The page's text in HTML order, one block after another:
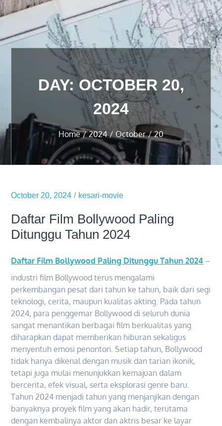
DAY:OCTOBER 20,
2024
Home 2024 October 20
October 20, 2024 kesari-movie
Daftar Film Bollywood Paling
Ditunggu Tahun 2024
Daftar Film Bollywood Paling Ditunggu Tahun 2024 –
industri film Bollywood terus mengalami
perkembangan pesat dari tahun ke tahun, baik dari segi
teknologi, cerita, maupun kualitas akting. Pada tahun
2024, para penggemar Bollywood di seluruh dunia
sangat menantikan berbagai film berkualitas yang
diharapkan dapat memberikan hiburan sekaligus
menyentuh emosi penonton. Setiap tahun, Bollywood
tidak hanya dikenal dengan musik dan tarian ikonik,
tetapi juga mulai menunjukkan kemajuan dalam
bercerita, efek visual, serta eksplorasi genre baru.
Tahun 2024 menjadi tahun yang menjanjikan dengan
banyaknya proyek film yang akan hadir, terutama
dengan kembalinya aktor dan aktris besar ke layar